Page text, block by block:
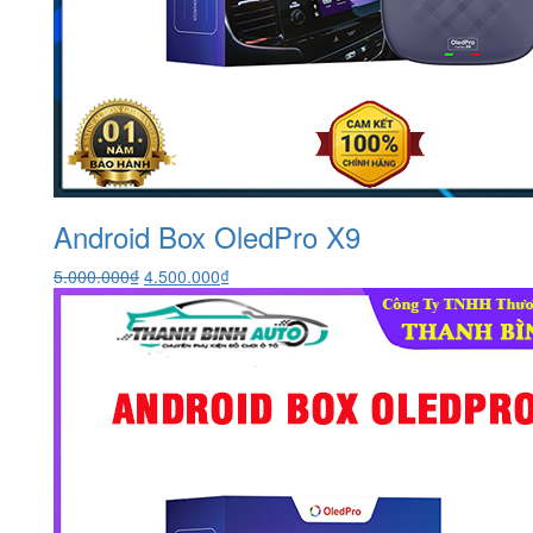
Android Box OledPro X9
5.000.000₫ Giá
gốc
là:
5.000.000₫.
4.500.000₫Giá
hiện
tại
là: